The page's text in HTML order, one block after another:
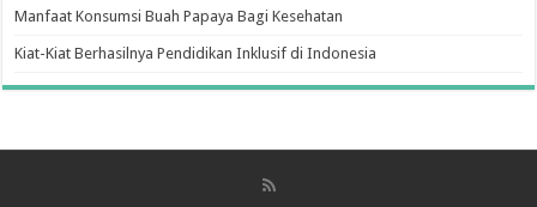
Manfaat Konsumsi Buah Papaya Bagi Kesehatan
Kiat-Kiat Berhasilnya Pendidikan Inklusif di Indonesia